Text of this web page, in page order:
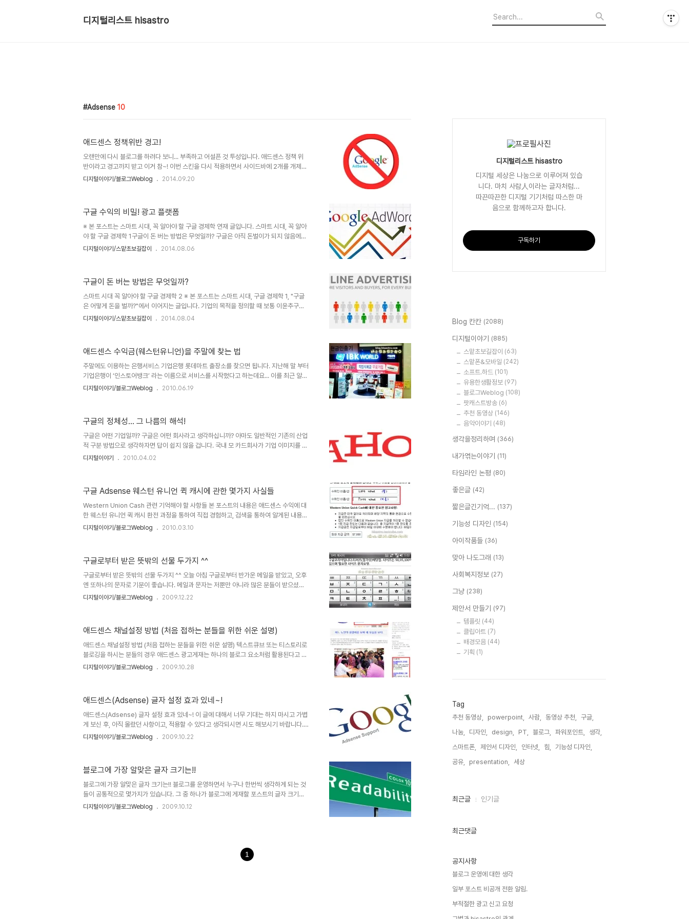
디지털리스트 hisastro
Adsense 10
애드센스 정책위반 경고!
오랜만에 다시 블로그를 하려다 보니... 부족하고 어설픈 것 투성입니다. 애드센스 정책 위
반이라고 경고까지 받고 이거 참~! 이번 스킨을 다시 적용하면서 사이드바에 2개를 개제하
여 페이지 당 총 4개가 된 것이 문제가 된겁니다. 스킨 변경이 지난 주 토요일 전후였으니
그렇습니다. ㅎ 구글 애드센스 게재 기준이 화면 당 3개 인지 페이지 당 3개 인지 조금 헷갈
렸던 것 같습니다. 어쩌면 어떤 곳은 그 이상도 본 기억이 적지 않았던 것도 한가지 요인..
디지털이야기/블로그Weblog 2014.09.20
구글 수익의 비밀! 광고 플랫폼
※ 본 포스트는 스마트 시대, 꼭 알아야 할 구글 경제학 연재 글입니다. 스마트 시대, 꼭 알아
야 할 구글 경제학 1구글이 돈 버는 방법은 무엇일까? 구글은 아직 돈벌이가 되지 않음에도
미래를 장기적으로 바라보고 X Lab이란 이름으로 알려진 치밀한 계획 아래 여러 기술개발
대해 알아보려고 합니다. 앞선 포스트에서 간략히 말씀드렸듯이 애드워즈는 광고주의 키워
드 구입을 위해, 애드센스는 컨텐츠를 생산하는 게시자 즉, 블로거 또는 CP(컨텐츠 생산
자)..
디지털이야기/스맡초보길잡이 2014.08.06
구글이 돈 버는 방법은 무엇일까?
스마트 시대 꼭 알아야 할 구글 경제학 2 ※ 본 포스트는 스마트 시대, 구글 경제학 1, "구글
은 어떻게 돈을 벌까?"에서 이어지는 글입니다. 기업의 목적을 정의할 때 보통 이윤추구라
고 하죠. 좀 더 심하게는 이윤의 극대화라는 표현을 쓰기도 합니다. 이 말에 대해 순수히 동
측면으론 그렇습니다. 언론사들이 제아무리 독자를 운운하지만, 언론들은 광고주를 더 무서
워합니다. 물론 그 광고주들이 언론에 광고를 게재하는 이유가 독자 수에 있다는 걸 제쳐
놓..
디지털이야기/스맡초보길잡이 2014.08.04
애드센스 수익금(웨스턴유니언)을 주말에 찾는 법
주말에도 이용하는 은행서비스 기업은행 롯데마트 출장소를 찾으면 됩니다. 지난해 말 부터
기업은행이 ‘인스토어뱅크’ 라는 이름으로 서비스를 시작했다고 하는데요... 이를 최근 알게
되었습니다. 아직 모르는 분들이 많을 것 같아 간단히 남깁니다. ▲ 평일.주말 모두 오전11
이지만... - 반가운 소식이 되지 않을까 합니다. 금융서비스라고 한다면 실생활에 가장 알맞
게 서비스 되어야 하는 것이 적절하지 않나 생각해왔었는데, 기업은행의 이러한 모습은 그
목적이 ..
디지털이야기/블로그Weblog 2010.06.19
구글의 정체성... 그 나름의 해석!
구글은 어떤 기업일까? 구글은 어떤 회사라고 생각하십니까? 아마도 일반적인 기존의 산업
적 구분 방법으로 생각하자면 답이 쉽지 않을 겁니다. 국내 모 카드회사가 기업 이미지를 말
하는 것처럼 구글은 쉽게 한마디로 말하기 어려운 기업적 형태를 띄고 있기 때문입니다. ■
뒤에 0이 백 개 달린 수를 의미합니다. 그런데, 아무리 보아도 구골 보다는 구글이 더 어울
린다는 생각이 구글의 핵심인물들의 생각이지 않았을까 싶습니다. 구골이란 이름을 생각하
니...
디지털이야기 2010.04.02
구글 Adsense 웨스턴 유니언 퀵 캐시에 관한 몇가지 사실들
Western Union Cash 관련 기억해야 할 사항들 본 포스트의 내용은 애드센스 수익에 대
한 웨스턴 유니언 퀵 캐시 환전 과정을 통하여 직접 경험하고, 검색을 통하여 알게된 내용들
로써 스스로 기억을 되새기고자 하는 동시에 -이미 많은 분들이 알고 계시겠지만,- 이러한
참고 차원으로 이 부분을 먼저 언급하고 시작하도록 하겠습니다. 실수했던 내용은.. 웨스턴
유니언 퀵 캐시로 애드센스 수익금 지급방법을 변경하는 과정에서 이름을 적는 ..
디지털이야기/블로그Weblog 2010.03.10
구글로부터 받은 뜻밖의 선물 두가지 ^^
구글로부터 받은 뜻밖의 선물 두가지 ^^ 오늘 아침 구글로부터 반가운 메일을 받았고, 오후
엔 또하나의 문자로 기분이 좋습니다. 메일과 문자는 저뿐만 아니라 많은 분들이 받으셨으
리라 생각 합니다. 이미 몇분의 포스트가 올라오고 있는 것을 보면... 메일의 선물에 대한 내
에서 보내온 SMS... 이건 지난 11월 진행했던 구글 검색대회 참가상이라는 티셔츠를 보내
주기 위한 문자 확인 문자로 이미 알았던 것이긴 하지만, 그저 흐믓한 마음이 듭니다. 잊지..
디지털이야기/블로그Weblog 2009.12.22
애드센스 채널설정 방법 (처음 접하는 분들을 위한 쉬운 설명)
애드센스 채널설정 방법 (처음 접하는 분들을 위한 쉬운 설명) 텍스트큐브 또는 티스토리로
블로깅을 하시는 분들의 경우 애드센스 광고게재는 하나의 블로그 요소처럼 활용된다고 해
도 과언이 아니라 생각을 합니다. 특히, 텍스트큐브 같은 경우는 구글에서 운영되는 블로그
인터넷에서 찾은 내용들도 대개가 그랬습니다. 그래서 처음 애드센스를 접했을 때부터 언젠
가 좀 이해를 했다 싶을 땐 이에 대한 글을 써야겠다는 생각을 했는데, 얼마전 애드센스에
대한 한가지 ..
디지털이야기/블로그Weblog 2009.10.28
애드센스(Adsense) 글자 설정 효과 있네~!
애드센스(Adsense) 글자 설정 효과 있네~! 이 글에 대해서 너무 기대는 하지 마시고 가볍
게 보신 후, 아직 몰랐던 사항이고, 적용할 수 있다고 생각되시면 시도 해보시기 바랍니다.
블로그를 하면서 광고를 개제한다는 것이 한편으론 많이 꺼려지기도 했습니다. 글과는 반대
아 놓은 광고 특히 애드센스의 효과가 커지는 것이 기분 나쁜 일은 아마도 아닐 겁니다. 솔
직히 그동안 애드센스를 달아 놓고 이걸 계속 달아 놓아야 하나 하는 생각들... 애드센..
디지털이야기/블로그Weblog 2009.10.22
블로그에 가장 알맞은 글자 크기는!!
블로그에 가장 알맞은 글자 크기는!! 블로그를 운영하면서 누구나 한번씩 생각하게 되는 것
들이 공통적으로 몇가지가 있습니다. 그 중 하나가 블로그에 게재할 포스트의 글자 크기를
어떻게 하는 것이 좋을지에 대한 고민이 아닐까 생각합니다. 여담입니다만, 이에 대한 간단
있으리라 생각합니다. 다만, 제 생각이 남을 위해(危害)하거나 아닌 것을 그렇다는 식..
디지털이야기/블로그Weblog 2009.10.12
1
디지털리스트 hisastro
디지털 세상은 나눔으로 이루어져 있습
니다. 마치 사람人이라는 글자처럼...
따끈따끈한 디지털 기기처럼 따스한 마
음으로 함께하고자 합니다.
구독하기
Blog 칸칸 (2088)
디지털이야기 (885)
스맡초보길잡이 (63)
스맡폰&모바일 (242)
소프트.하드 (101)
유용한생활정보 (97)
블로그Weblog (108)
팟캐스트방송 (6)
추천 동영상 (146)
음악이야기 (48)
생각을정리하며 (366)
내가엮는이야기 (11)
타임라인 논평 (80)
좋은글 (42)
짧은글긴기억... (137)
기능성 디자인 (154)
아이작품들 (36)
맞아 나도그래 (13)
사회복지정보 (27)
그냥 (238)
제안서 만들기 (97)
템플릿 (44)
클립아트 (7)
배경모음 (44)
기획 (1)
Tag
추천 동영상, powerpoint, 사람, 동영상 추천,
구글,
나눔,
디자인, design, PT, 블로그, 파워포인트,
생각,
스마트폰,
제안서 디자인, 인터넷, 힘,
기능성 디자인,
공유,
presentation, 세상,
최
인
최근글 인기글
최근댓글
공지사항
블로그 운영에 대한 생각
일부 포스트 비공개 전환 알림.
부적절한 광고 신고 요청